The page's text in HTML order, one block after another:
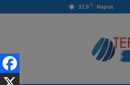
32.9 C Napoli